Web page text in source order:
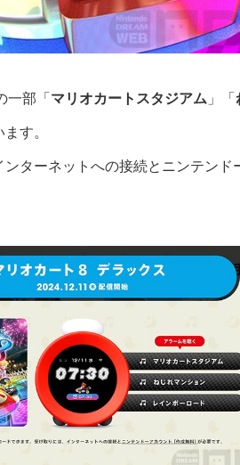
一部「 マリオカートスタジアム 」「
す。
ターネットへの接続とニンテンド